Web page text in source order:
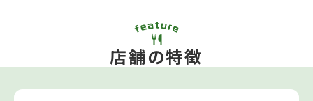
店舗の特徴